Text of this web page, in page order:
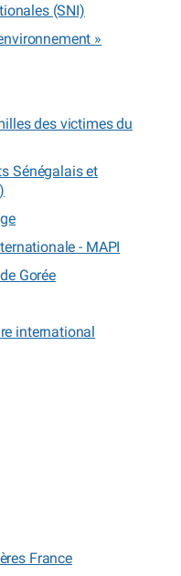
(SNI)
»
des victimes du
Sénégalais et
- MAPI
Gorée
international
France